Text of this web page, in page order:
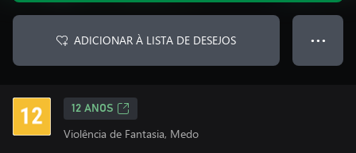
ADICIONAR À LISTA DE DESEJOS ● ● ●
12 ANOS
Violência de Fantasia, Medo